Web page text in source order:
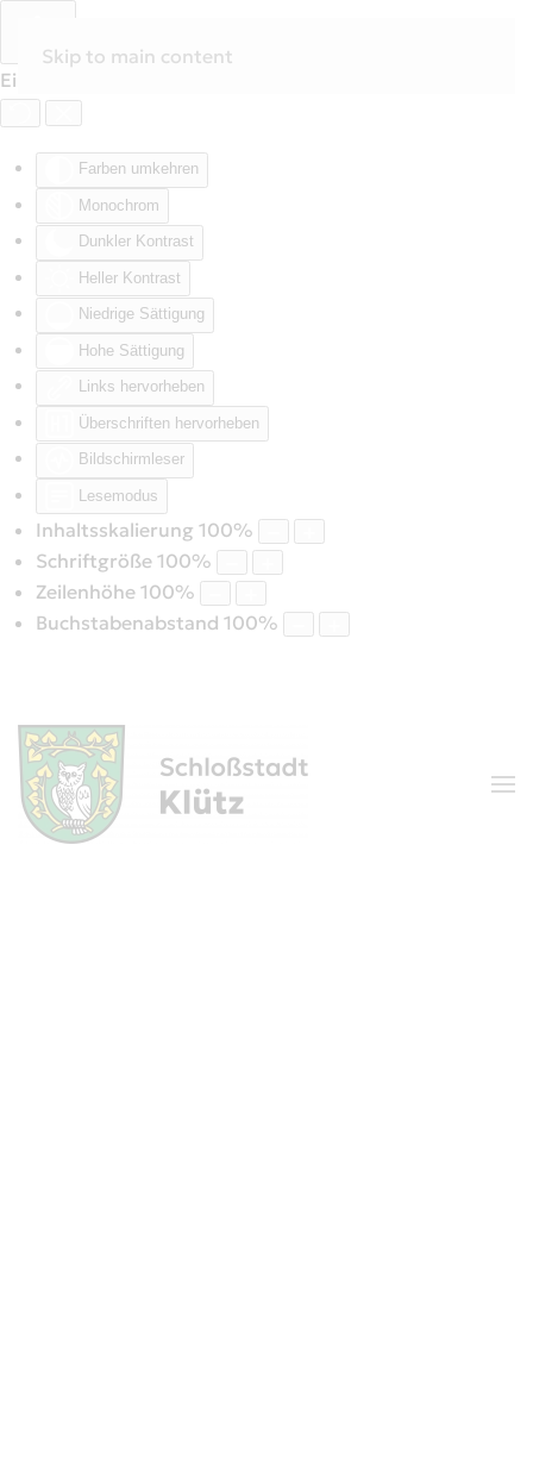
Eingabehilfen öffnen
Farben umkehren
Monochrom
Dunkler Kontrast
Heller Kontrast
Niedrige Sättigung
Hohe Sättigung
Links hervorheben
Überschriften hervorheben
Bildschirmleser
Lesemodus
Inhaltsskalierung 100%
Schriftgröße 100%
Zeilenhöhe 100%
Buchstabenabstand 100%
Skip to main content